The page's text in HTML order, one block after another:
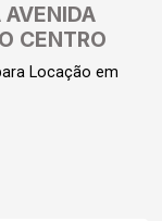
AVENIDA
CENTRO
Locação em